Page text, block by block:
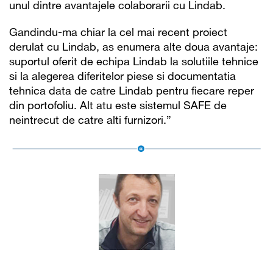
unul dintre avantajele colaborarii cu Lindab.
Gandindu-ma chiar la cel mai recent proiect
derulat cu Lindab, as enumera alte doua avantaje:
suportul oferit de echipa Lindab la solutiile tehnice
si la alegerea diferitelor piese si documentatia
tehnica data de catre Lindab pentru fiecare reper
din portofoliu. Alt atu este sistemul SAFE de
neintrecut de catre alti furnizori.”